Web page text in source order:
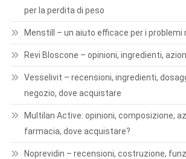
per la perdita di peso
Menstill – un aiuto efficace per i problemi
Revi Bloscone – opinioni, ingredienti,
Vesselivit – recensioni, ingredienti,
negozio, dove acquistare
Multilan Active: opinioni, composizione,
farmacia, dove acquistare?
Noprevidin – recensioni, costruzione,